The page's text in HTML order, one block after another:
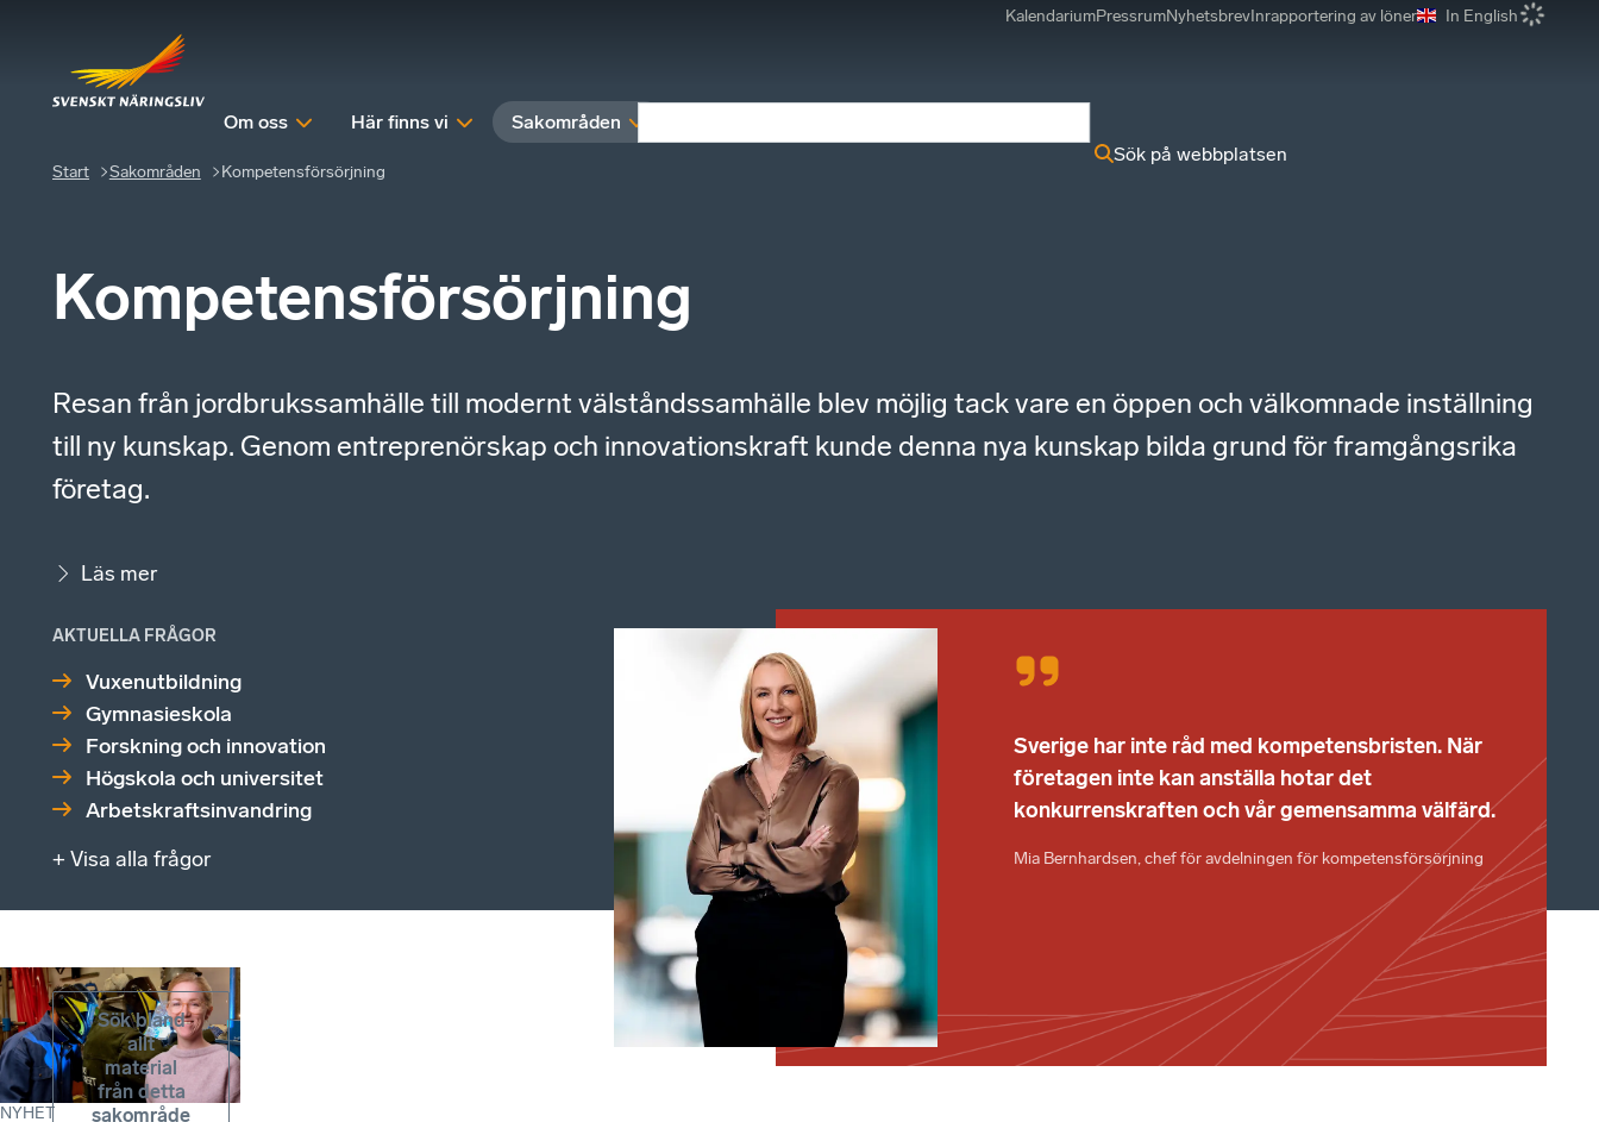
KalendariumPressrumNyhetsbrevInrapportering av löner In English
Om oss Här finns vi Sakområden
Sök på webbplatsen
Start Sakområden Kompetensförsörjning
Kompetensförsörjning
Resan från jordbrukssamhälle till modernt välståndssamhälle blev möjlig tack vare en öppen och välkomnade inställning
till ny kunskap. Genom entreprenörskap och innovationskraft kunde denna nya kunskap bilda grund för framgångsrika
företag.
Läs mer
AKTUELLA FRÅGOR
Vuxenutbildning
Gymnasieskola
Forskning och innovation
Högskola och universitet
Arbetskraftsinvandring
+ Visa alla frågor
Sverige har inte råd med kompetensbristen. När
företagen inte kan anställa hotar det
konkurrenskraften och vår gemensamma välfärd.
Mia Bernhardsen, chef för avdelningen för kompetensförsörjning
NYHET
Sök bland
allt
material
från detta
sakområde